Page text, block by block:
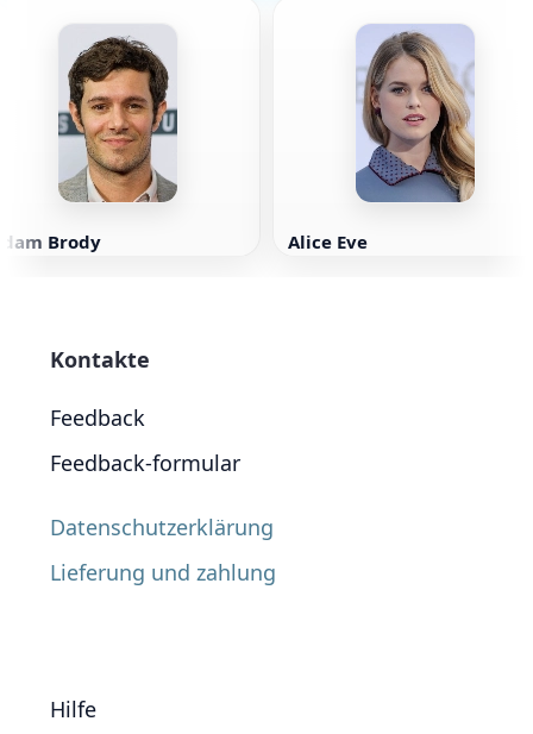
Brody Alice Eve
Kontakte
Feedback
Feedback-formular
Datenschutzerklärung
Lieferung und zahlung
Hilfe